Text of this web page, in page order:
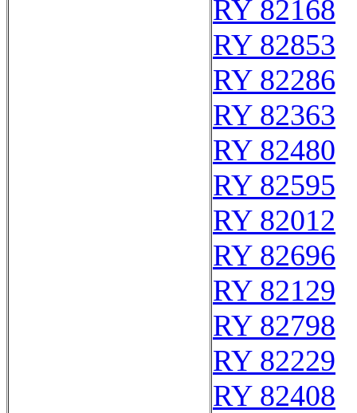
RY 82168
RY 82853
RY 82286
RY 82363
RY 82480
RY 82595
RY 82012
RY 82696
RY 82129
RY 82798
RY 82229
RY 82408